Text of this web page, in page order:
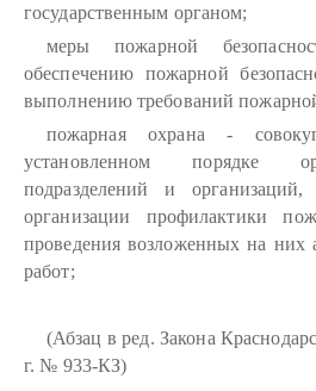
государственным органом;
меры пожарной
обеспечению пожарной
выполнению требований
пожарная охрана -
установленном порядке
подразделений и организаций,
организации профилактики
проведения возложенных на них
работ;
(Абзац в ред. Закона
г. № 933-КЗ)